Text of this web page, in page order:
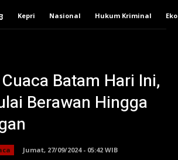
Kepri Nasional Hukum Kriminal
Batam Hari Ini,
Berawan Hingga
Jumat, 27/09/2024 - 05:42 WIB